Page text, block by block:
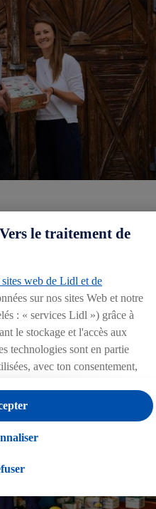
de « Petit mais
le traitement de
web de Lidl et de
sur nos sites Web et notre
: « services Lidl ») grâce à
le stockage et l'accès aux
technologies sont en partie
avec ton consentement,
et à l'extérieur des services
Lidl Plus, des données
en magasin seront
certaines finalités